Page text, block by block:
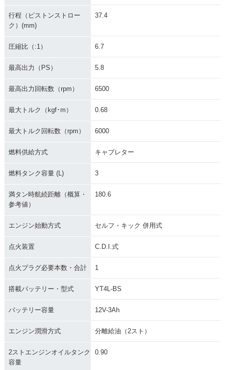
行程（ピストンストロー
ク）(mm)
37.4
圧縮比（:1） 6.7
最高出力（PS） 5.8
最高出力回転数（rpm） 6500
最大トルク（kgf･m） 0.68
最大トルク回転数（rpm） 6000
燃料供給方式 キャブレター
燃料タンク容量 (L) 3
満タン時航続距離（概算・
参考値）
180.6
エンジン始動方式 セルフ・キック 併用式
点火装置 C.D.I.式
点火プラグ必要本数・合計 1
搭載バッテリー・型式 YT4L-BS
バッテリー容量 12V-3Ah
エンジン潤滑方式 分離給油（2スト）
2ストエンジンオイルタンク
容量
0.90